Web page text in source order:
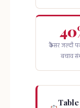
कैंसर जल्दी
बचाव